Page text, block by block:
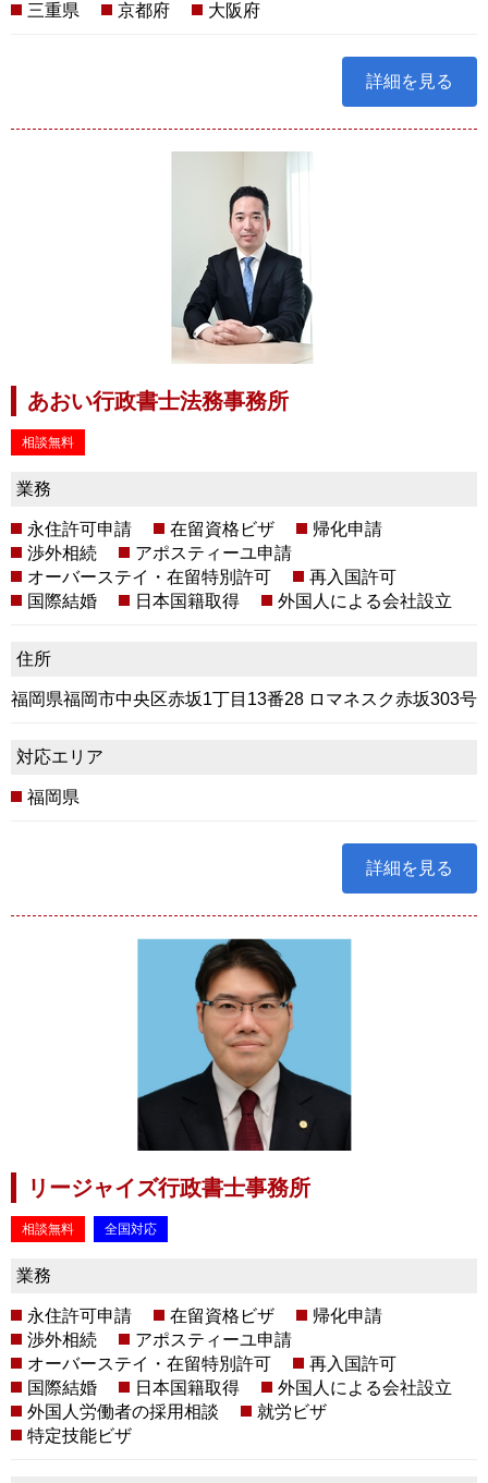
三重県
京都府 大阪府
詳細を見る
あおい行政書士法務事務所
相談無料
業務
永住許可申請 在留資格ビザ
帰化申請
渉外相続
アポスティーユ申請
オーバーステイ・在留特別許可
再入国許可
国際結婚
日本国籍取得 外国人による会社設立
住所
福岡県福岡市中央区赤坂1丁目13番28 ロマネスク赤坂303号
対応エリア
福岡県
詳細を見る
リージャイズ行政書士事務所
相談無料 全国対応
業務
永住許可申請 在留資格ビザ
帰化申請
渉外相続
アポスティーユ申請
オーバーステイ・在留特別許可
再入国許可
国際結婚
日本国籍取得
外国人による会社設立
外国人労働者の採用相談
就労ビザ
特定技能ビザ